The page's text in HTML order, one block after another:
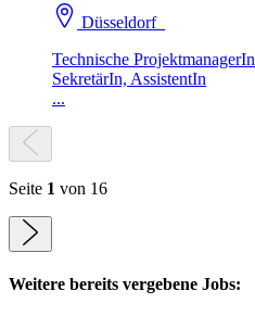
Düsseldorf
Technische ProjektmanagerIn
SekretärIn, AssistentIn
...
Seite 1 von 16
Weitere bereits vergebene Jobs: